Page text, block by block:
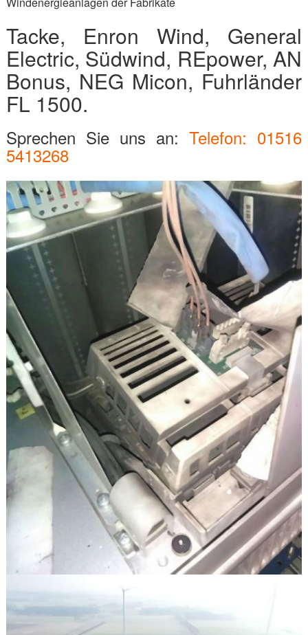
Tacke, Enron Wind, General
Electric, Südwind, REpower, AN
Bonus, NEG Micon, Fuhrländer
FL 1500.
Sprechen Sie uns an:Telefon: 01516
5413268